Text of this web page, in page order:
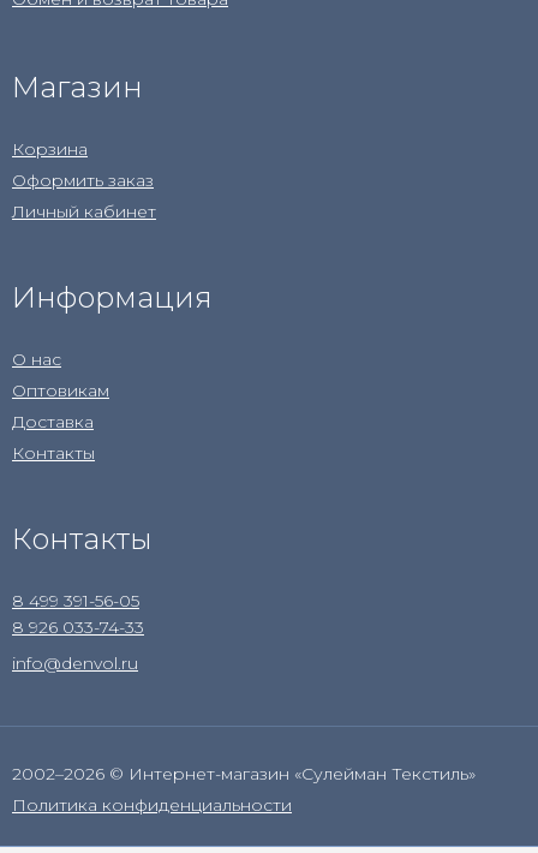
Магазин
Корзина
Оформить заказ
Личный кабинет
Информация
О нас
Оптовикам
Доставка
Контакты
Контакты
8 499 391-56-05
8 926 033-74-33
info@denvol.ru
2002–2026 © Интернет-магазин «Сулейман Текстиль»
Политика конфиденциальности